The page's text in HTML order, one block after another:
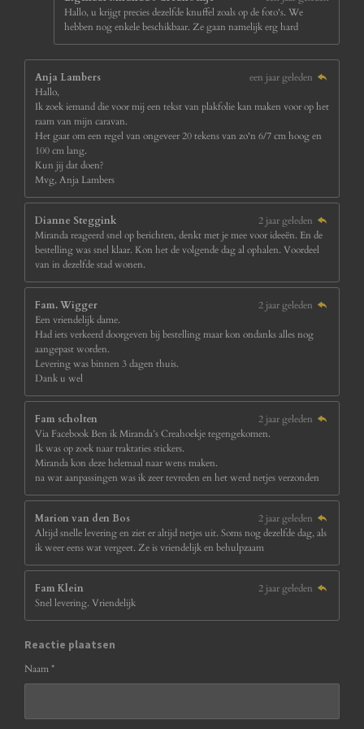
Hallo, u krijgt precies dezelfde knuffel zoals op de foto's. We
hebben nog enkele beschikbaar. Ze gaan namelijk erg hard
Anja Lambers
een jaar geleden
Hallo,
Ik zoek iemand die voor mij een tekst van plakfolie kan maken voor op het
raam van mijn caravan.
Het gaat om een regel van ongeveer 20 tekens van zo'n 6/7 cm hoog en
100 cm lang.
Kun jij dat doen?
Mvg, Anja Lambers
Dianne Steggink
2 jaar geleden
Miranda reageerd snel op berichten, denkt met je mee voor ideeën. En de
bestelling was snel klaar. Kon het de volgende dag al ophalen. Voordeel
van in dezelfde stad wonen.
Fam. Wigger
2 jaar geleden
Een vriendelijk dame.
Had iets verkeerd doorgeven bij bestelling maar kon ondanks alles nog
aangepast worden.
Levering was binnen 3 dagen thuis.
Dank u wel
Fam scholten
2 jaar geleden
Via Facebook Ben ik Miranda’s Creahoekje tegengekomen.
Ik was op zoek naar traktaties stickers.
Miranda kon deze helemaal naar wens maken.
na wat aanpassingen was ik zeer tevreden en het werd netjes verzonden
Marion van den Bos
2 jaar geleden
Altijd snelle levering en ziet er altijd netjes uit. Soms nog dezelfde dag, als
ik weer eens wat vergeet. Ze is vriendelijk en behulpzaam
Fam Klein
2 jaar geleden
Snel levering. Vriendelijk
Reactie plaatsen
Naam *